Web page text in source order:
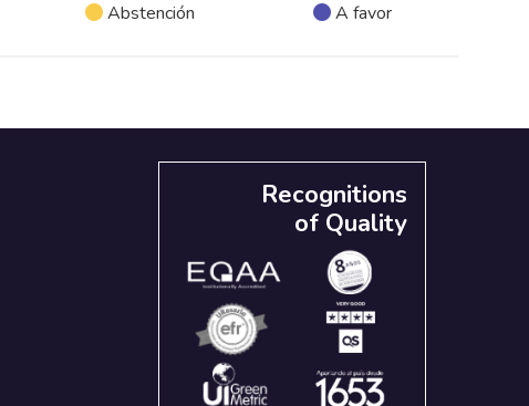
Abstención A favor
Recognitions
of Quality